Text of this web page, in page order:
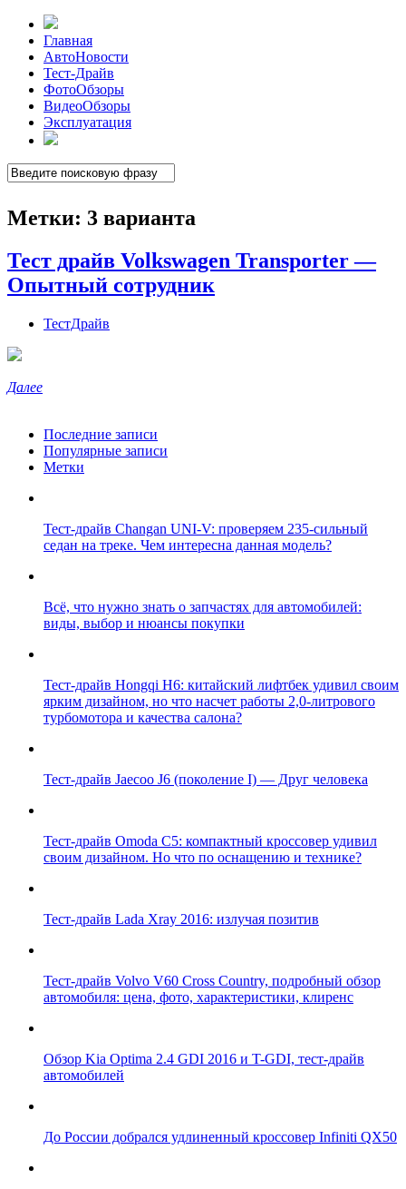
Главная
АвтоНовости
Тест-Драйв
ФотоОбзоры
ВидеоОбзоры
Эксплуатация
Метки: 3 варианта
Тест драйв Volkswagen Transporter —
Опытный сотрудник
ТестДрайв
Далее
Последние записи
Популярные записи
Метки
Тест-драйв Changan UNI-V: проверяем 235-сильный
седан на треке. Чем интересна данная модель?
Всё, что нужно знать о запчастях для автомобилей:
виды, выбор и нюансы покупки
Тест-драйв Hongqi H6: китайский лифтбек удивил своим
ярким дизайном, но что насчет работы 2,0-литрового
турбомотора и качества салона?
Тест-драйв Jaecoo J6 (поколение I) — Друг человека
Тест-драйв Omoda C5: компактный кроссовер удивил
своим дизайном. Но что по оснащению и технике?
Тест-драйв Lada Xray 2016: излучая позитив
Тест-драйв Volvo V60 Cross Country, подробный обзор
автомобиля: цена, фото, характеристики, клиренс
Обзор Kia Optima 2.4 GDI 2016 и T-GDI, тест-драйв
автомобилей
До России добрался удлиненный кроссовер Infiniti QX50